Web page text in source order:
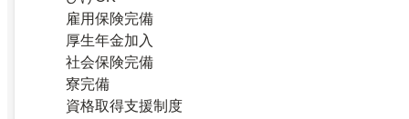
雇用保険完備
厚生年金加入
社会保険完備
寮完備
資格取得支援制度